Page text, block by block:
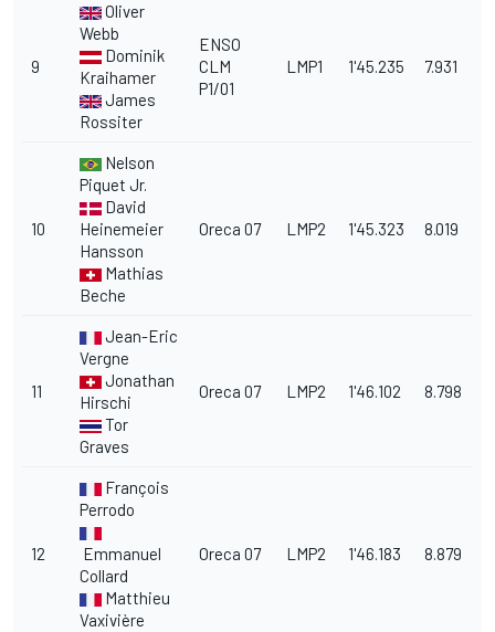
9
Oliver
Webb
Dominik
Kraihamer
James
Rossiter
ENSO
CLM
P1/01
LMP1 1'45.235 7.931
10
Nelson
Piquet Jr.
David
Heinemeier
Hansson
Mathias
Beche
Oreca 07 LMP2 1'45.323 8.019
11
Jean-Eric
Vergne
Jonathan
Hirschi
Tor
Graves
Oreca 07 LMP2 1'46.102 8.798
12
François
Perrodo
Emmanuel
Collard
Matthieu
Vaxivière
Oreca 07 LMP2 1'46.183 8.879